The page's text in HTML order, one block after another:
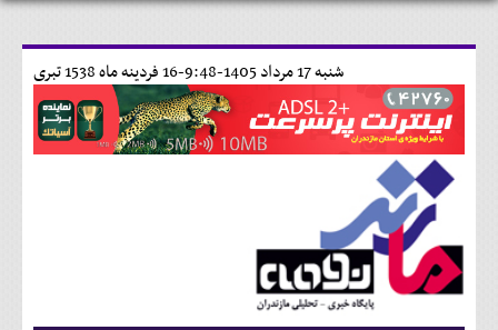
16 فردينه ماه 1538 تبری شنبه 17 مرداد 1405-9:48-